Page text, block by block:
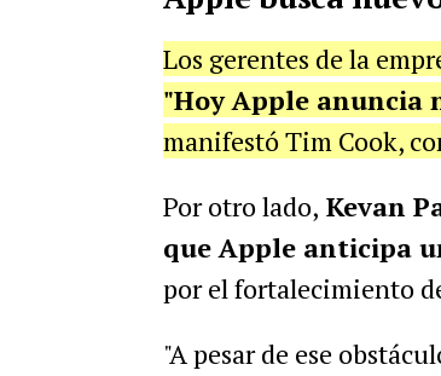
Los gerentes de la
"Hoy Apple anuncia
manifestó Tim Cook,
Por otro lado, Kevan
que Apple anticipa
por el fortalecimiento
"A pesar de ese